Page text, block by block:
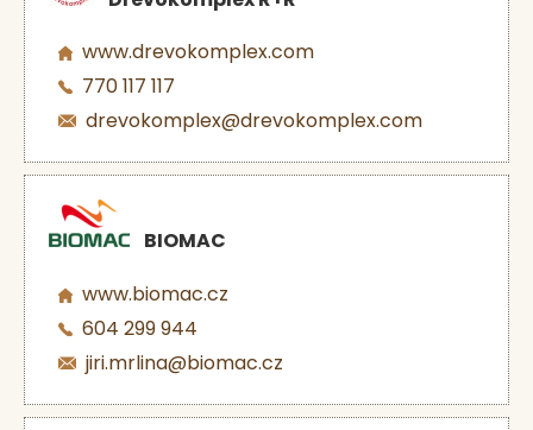
www.drevokomplex.com
770 117 117
drevokomplex@drevokomplex.com
BIOMAC
www.biomac.cz
604 299 944
jiri.mrlina@biomac.cz